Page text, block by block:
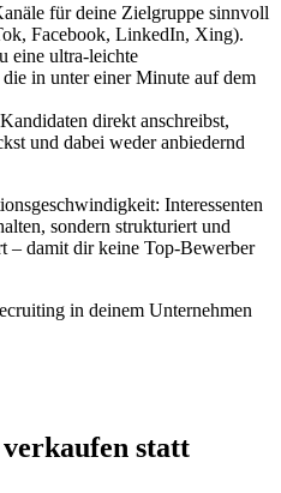
für deine Zielgruppe sinnvoll
Facebook, LinkedIn, Xing).
eine ultra-leichte
in unter einer Minute auf dem
direkt anschreibst,
und dabei weder anbiedernd
Interessenten
sondern strukturiert und
– damit dir keine Top-Bewerber
in deinem Unternehmen
statt